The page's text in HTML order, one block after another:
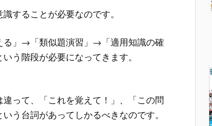
することが必要なのです。
」→「類似題演習」→「適用知識の確
う階段が必要になってきます。
って、「これを覚えて！」、「この問
う台詞があってしかるべきなのです。